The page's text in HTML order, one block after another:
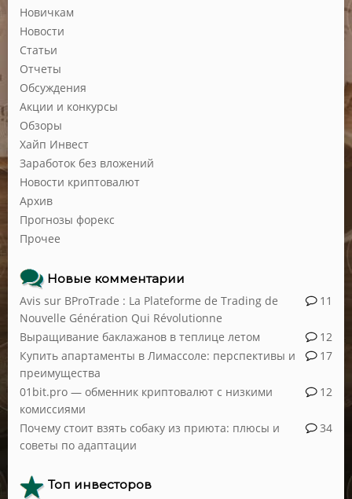
Новичкам
Новости
Статьи
Отчеты
Обсуждения
Акции и конкурсы
Обзоры
Хайп Инвест
Заработок без вложений
Новости криптовалют
Архив
Прогнозы форекс
Прочее
Новые комментарии
11
Avis sur BProTrade : La Plateforme de Trading de
Nouvelle Génération Qui Révolutionne
12
Выращивание баклажанов в теплице летом
17
Купить апартаменты в Лимассоле: перспективы и
преимущества
12
01bit.pro — обменник криптовалют с низкими
комиссиями
34
Почему стоит взять собаку из приюта: плюсы и
советы по адаптации
Топ инвесторов